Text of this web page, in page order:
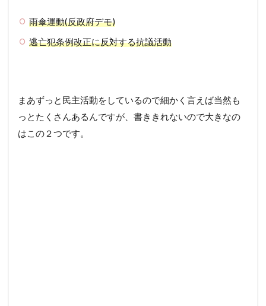
雨傘運動(反政府デモ)
逃亡犯条例改正に反対する抗議活動
まあずっと民主活動をしているので細かく言えば当然も
っとたくさんあるんですが、書ききれないので大きなの
はこの２つです。